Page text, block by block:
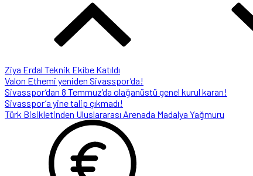
Valon Ethemi yeniden Sivasspor’da!
Sivasspor’dan 8 Temmuz’da olağanüstü genel kurul kararı!
Sivasspor’a yine talip çıkmadı!
Türk Bisikletinden Uluslararası Arenada Madalya Yağmuru
Ziya Erdal Teknik Ekibe Katıldı